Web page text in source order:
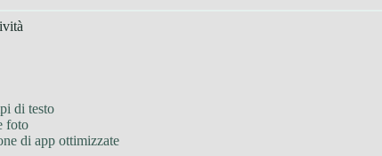
di testo
foto
di app ottimizzate